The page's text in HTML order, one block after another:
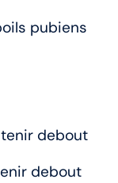
pubiens
debout